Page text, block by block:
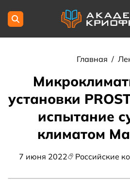
Главная /
установки
испытание
климатом
7 июня 2022 Российские